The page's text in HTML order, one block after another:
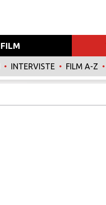
FILM
• INTERVISTE • FILM A-Z •